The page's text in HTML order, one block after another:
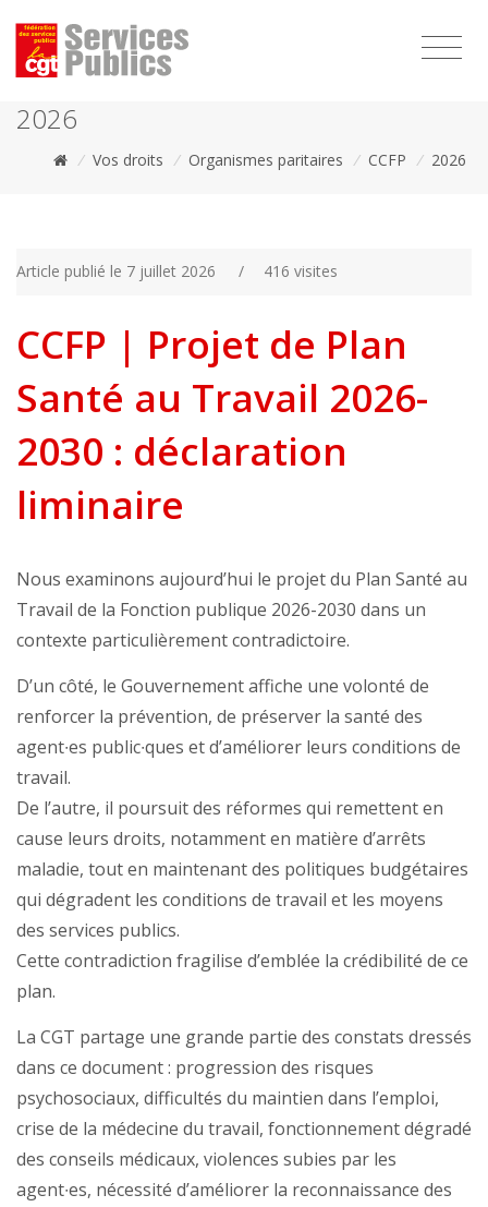
2026
/ Vos droits / Organismes paritaires / CCFP / 2026
Article publié le 7 juillet 2026 / 416 visites
CCFP | Projet de Plan
Santé au Travail 2026-
2030 : déclaration
liminaire
Nous examinons aujourd’hui le projet du Plan Santé au
Travail de la Fonction publique 2026-2030 dans un
contexte particulièrement contradictoire.
D’un côté, le Gouvernement affiche une volonté de
renforcer la prévention, de préserver la santé des
agent∙es public∙ques et d’améliorer leurs conditions de
travail.
De l’autre, il poursuit des réformes qui remettent en
cause leurs droits, notamment en matière d’arrêts
maladie, tout en maintenant des politiques budgétaires
qui dégradent les conditions de travail et les moyens
des services publics.
Cette contradiction fragilise d’emblée la crédibilité de ce
plan.
La CGT partage une grande partie des constats dressés
dans ce document : progression des risques
psychosociaux, difficultés du maintien dans l’emploi,
crise de la médecine du travail, fonctionnement dégradé
des conseils médicaux, violences subies par les
agent∙es, nécessité d’améliorer la reconnaissance des